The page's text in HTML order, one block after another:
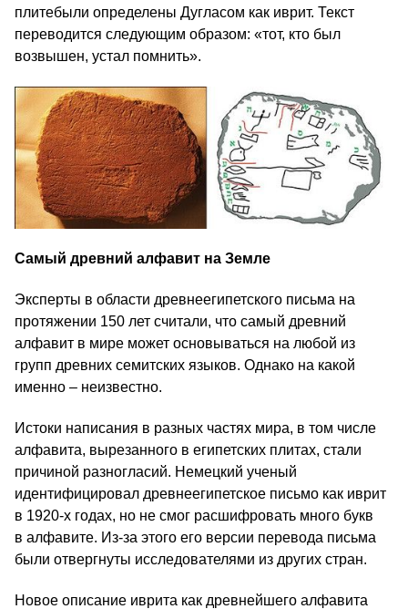
плитебыли определены Дугласом как иврит. Текст
переводится следующим образом: «тот, кто был
возвышен, устал помнить».
Самый древний алфавит на Земле
Эксперты в области древнеегипетского письма на
протяжении 150 лет считали, что самый древний
алфавит в мире может основываться на любой из
групп древних семитских языков. Однако на какой
именно – неизвестно.
Истоки написания в разных частях мира, в том числе
алфавита, вырезанного в египетских плитах, стали
причиной разногласий. Немецкий ученый
идентифицировал древнеегипетское письмо как иврит
в 1920‑х годах, но не смог расшифровать много букв
в алфавите. Из-за этого его версии перевода письма
были отвергнуты исследователями из других стран.
Новое описание иврита как древнейшего алфавита